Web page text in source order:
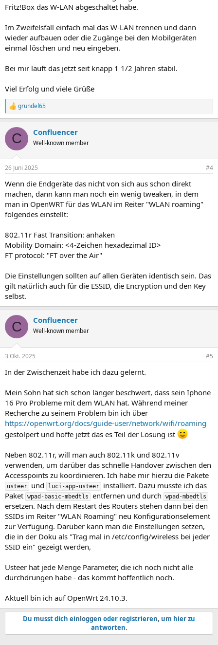
Fritz!Box das W-LAN abgeschaltet habe.
Im Zweifelsfall einfach mal das W-LAN trennen und dann
wieder aufbauen oder die Zugänge bei den Mobilgeräten
einmal löschen und neu eingeben.
Bei mir läuft das jetzt seit knapp 1 1/2 Jahren stabil.
Viel Erfolg und viele Grüße
R
e
k
i
e
:
grundel65
C Confluencer
Well-known member
26 Juni 2025 #4
Wenn die Endgeräte das nicht von sich aus schon direkt
machen, dann kann man noch ein wenig tweaken, in dem
man in OpenWRT für das WLAN im Reiter "WLAN roaming"
folgendes einstellt:
802.11r Fast Transition: anhaken
Mobility Domain: <4-Zeichen hexadezimal ID>
FT protocol: "FT over the Air"
Die Einstellungen sollten auf allen Geräten identisch sein. Das
gilt natürlich auch für die ESSID, die Encryption und den Key
selbst.
C Confluencer
Well-known member
3 Okt. 2025 #5
In der Zwischenzeit habe ich dazu gelernt.
Mein Sohn hat sich schon länger beschwert, dass sein Iphone
16 Pro Probleme mit dem WLAN hat. Während meiner
Recherche zu seinem Problem bin ich über
https://openwrt.org/docs/guide-user/network/wifi/roaming
gestolpert und hoffe jetzt das es Teil der Lösung ist
Neben 802.11r, will man auch 802.11k und 802.11v
verwenden, um darüber das schnelle Handover zwischen den
Accesspoints zu koordinieren. Ich habe mir hierzu die Pakete
usteer und luci-app-usteer
installiert. Dazu musste ich das
Paket wpad-basic-mbedtls entfernen und durch wpad-mbedtls
ersetzen. Nach dem Restart des Routers stehen dann bei den
SSIDs im Reiter "WLAN Roaming" neu Konfigurationselement
zur Verfügung. Darüber kann man die Einstellungen setzen,
die in der Doku als "Trag mal in /etc/config/wireless bei jeder
SSID ein" gezeigt werden,
Usteer hat jede Menge Parameter, die ich noch nicht alle
durchdrungen habe - das kommt hoffentlich noch.
Aktuell bin ich auf OpenWrt 24.10.3.
Du musst dich einloggen oder registrieren, um hier zu
antworten.